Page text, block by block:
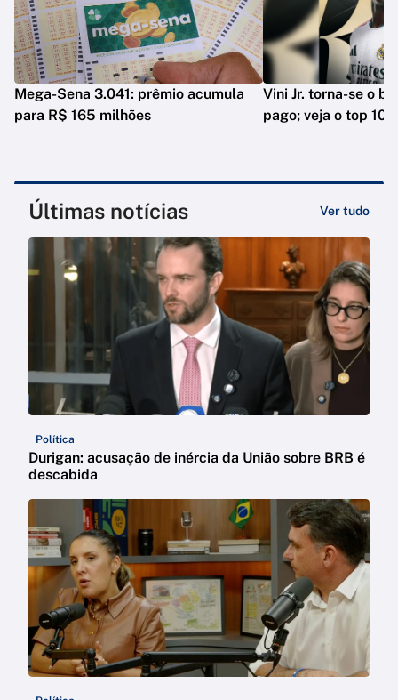
Mega-Sena 3.041: prêmio acumula
para R$ 165 milhões
Vini Jr. torna-se o
pago; veja o top 10
Últimas notícias Ver tudo
Política
Durigan: acusação de inércia da União sobre BRB é
descabida